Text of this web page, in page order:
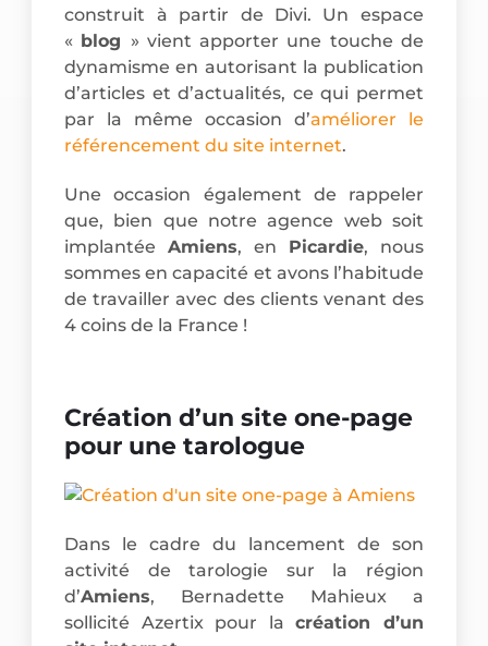
construit à partir de Divi. Un espace
« blog » vient apporter une touche de
dynamisme en autorisant la publication
d’articles et d’actualités, ce qui permet
par la même occasion d’améliorer le
référencement du site internet.
Une occasion également de rappeler
que, bien que notre agence web soit
implantéeAmiens, en Picardie, nous
sommes en capacité et avons l’habitude
de travailler avec des clients venant des
4 coins de la France !
Création d’un site one-page
pour une tarologue
Dans le cadre du lancement de son
activité de tarologie sur la région
d’Amiens, Bernadette Mahieux a
sollicité Azertix pour lacréation d’un